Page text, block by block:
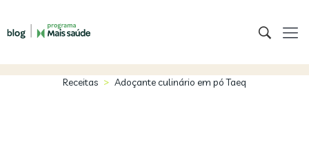
Receitas > Adoçante culinário em pó Taeq